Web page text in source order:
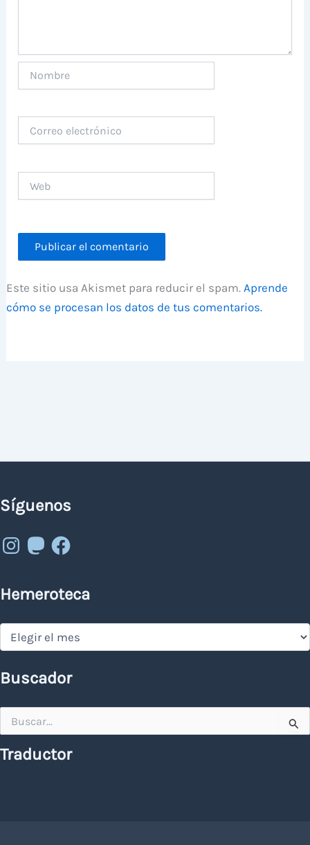
electrónico
Este sitio usa Akismet para reducir el spam.Aprende
cómo se procesan los datos de tus comentarios.
Síguenos
Instagram
MastodonFacebook
Hemeroteca
Hemeroteca
Buscador
por:
Traductor